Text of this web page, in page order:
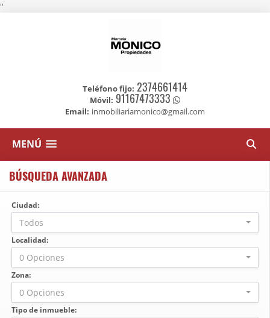
"
Teléfono fijo: 2374661414
Móvil: 91167473333
Email: inmobiliariamonico@gmail.com
MENÚ
BÚSQUEDA AVANZADA
Ciudad:
Todos
Localidad:
0 Opciones
Zona:
0 Opciones
Tipo de inmueble: